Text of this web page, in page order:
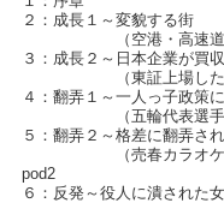
２：成長１～変貌する街
（空港・高速道・ホ
３：成長２～日本企業が買
（東証上場した中国
４：翻弄１～一人っ子政策
（五輪代表選手・謝
５：翻弄２～格差に翻弄さ
（売春カラオケに、
pod2
６：反発～役人に潰された